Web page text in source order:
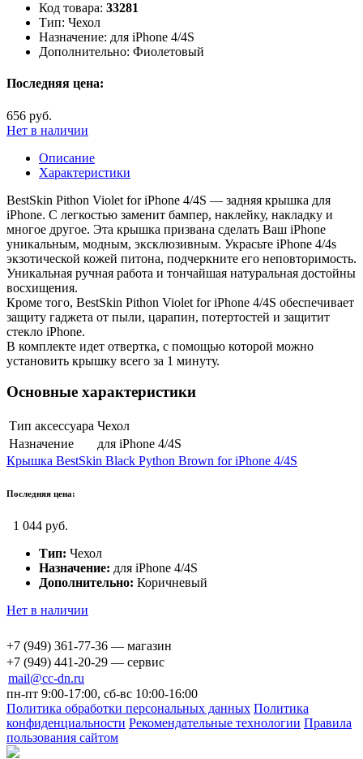
Код товара: 33281
Тип: Чехол
Назначение: для iPhone 4/4S
Дополнительно: Фиолетовый
Последняя цена:
656 руб.
Нет в наличии
Описание
Характеристики
BestSkin Pithon Violet for iPhone 4/4S — задняя крышка для
iPhone. С легкостью заменит бампер, наклейку, накладку и
многое другое. Эта крышка призвана сделать Ваш iPhone
уникальным, модным, эксклюзивным. Украсьте iPhone 4/4s
экзотической кожей питона, подчеркните его неповторимость.
Уникальная ручная работа и тончайшая натуральная достойны
восхищения.
Кроме того, BestSkin Pithon Violet for iPhone 4/4S обеспечивает
защиту гаджета от пыли, царапин, потертостей и защитит
стекло iPhone.
В комплекте идет отвертка, с помощью которой можно
установить крышку всего за 1 минуту.
Основные характеристики
Тип аксессуара Чехол
Назначение
для iPhone 4/4S
Крышка BestSkin Black Python Brown for iPhone 4/4S
Последняя цена:
1 044 руб.
Тип: Чехол
Назначение: для iPhone 4/4S
Дополнительно: Коричневый
Нет в наличии
+7 (949) 361-77-36 — магазин
+7 (949) 441-20-29 — сервис
mail@cc-dn.ru
пн-пт 9:00-17:00, сб-вс 10:00-16:00
Политика обработки персональных данных Политика
конфиденциальности Рекомендательные технологии Правила
пользования сайтом